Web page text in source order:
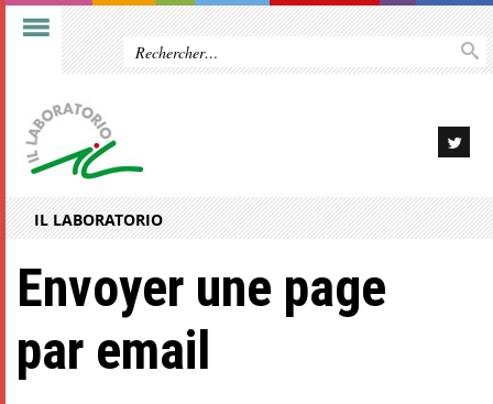
IL LABORATORIO
Envoyer une page
par email